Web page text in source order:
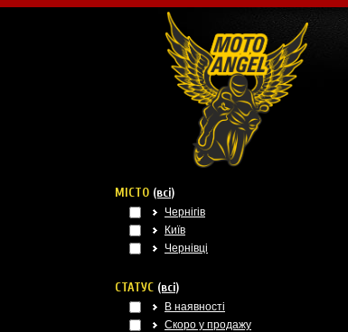
МІСТО (всі)
Чернігів
Київ
Чернівці
СТАТУС (всі)
В наявності
Скоро у продажу